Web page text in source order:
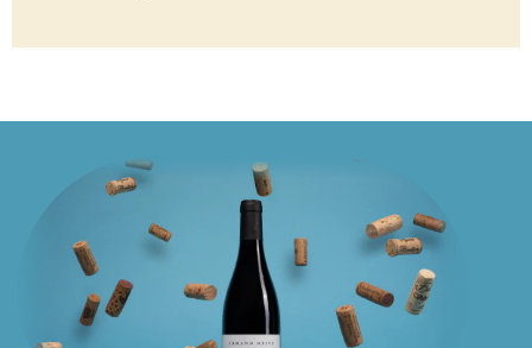
Company The Ultimate Cask n°12-894 - One
of 527 - bottled 2012
Dalmore 11 years 1999 Douglas McGibbon
Provenance Spring Distillation - DMG Ref 6879
- bottled 2011 Special Selection
59
Dalmore 37 years 1976 Cadenhead's Single
Cask One of 150 - bottled 2014
524
Dalmore 18 years 1998 Of. Port Cask Finish